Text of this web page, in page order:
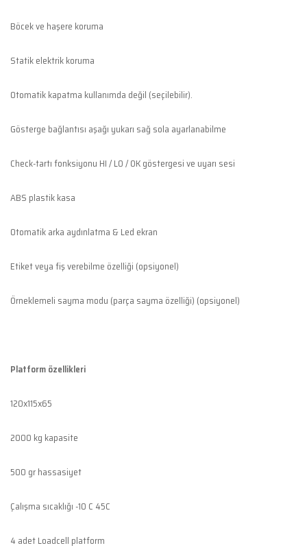
Böcek ve haşere koruma
Statik elektrik koruma
Otomatik kapatma kullanımda değil (seçilebilir).
Gösterge bağlantısı aşağı yukarı sağ sola ayarlanabilme
Check-tartı fonksiyonu HI / LO / OK göstergesi ve uyarı sesi
ABS plastik kasa
Otomatik arka aydınlatma & Led ekran
Etiket veya fiş verebilme özelliği (opsiyonel)
Örneklemeli sayma modu (parça sayma özelliği) (opsiyonel)
Platform özellikleri
120x115x65
2000 kg kapasite
500 gr hassasiyet
Çalışma sıcaklığı -10 C 45C
4 adet Loadcell platform